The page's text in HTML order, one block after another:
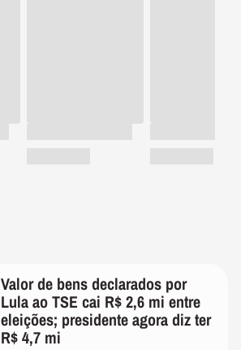
Valor de bens declarados por
Lula ao TSE cai R$ 2,6 mi entre
eleições; presidente agora diz ter
R$ 4,7 mi